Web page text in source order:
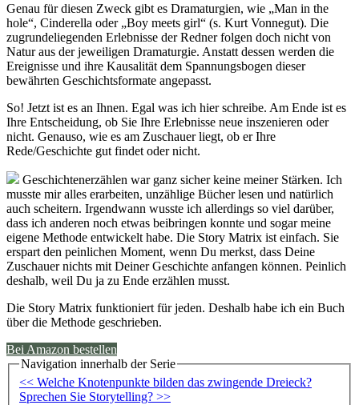
Genau für diesen Zweck gibt es Dramaturgien, wie „Man in the
hole“, Cinderella oder „Boy meets girl“ (s. Kurt Vonnegut). Die
zugrundeliegenden Erlebnisse der Redner folgen doch nicht von
Natur aus der jeweiligen Dramaturgie. Anstatt dessen werden die
Ereignisse und ihre Kausalität dem Spannungsbogen dieser
bewährten Geschichtsformate angepasst.
So! Jetzt ist es an Ihnen. Egal was ich hier schreibe. Am Ende ist es
Ihre Entscheidung, ob Sie Ihre Erlebnisse neue inszenieren oder
nicht. Genauso, wie es am Zuschauer liegt, ob er Ihre
Rede/Geschichte gut findet oder nicht.
Geschichtenerzählen war ganz sicher keine meiner Stärken. Ich
musste mir alles erarbeiten, unzählige Bücher lesen und natürlich
auch scheitern. Irgendwann wusste ich allerdings so viel darüber,
dass ich anderen noch etwas beibringen konnte und sogar meine
eigene Methode entwickelt habe. Die Story Matrix ist einfach. Sie
erspart den peinlichen Moment, wenn Du merkst, dass Deine
Zuschauer nichts mit Deiner Geschichte anfangen können. Peinlich
deshalb, weil Du ja zu Ende erzählen musst.
Die Story Matrix funktioniert für jeden. Deshalb habe ich ein Buch
über die Methode geschrieben.
Bei Amazon bestellen
Navigation innerhalb der Serie
<< Welche Knotenpunkte bilden das zwingende Dreieck?
Sprechen Sie Storytelling? >>